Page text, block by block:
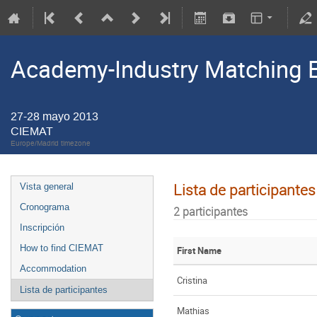
Academy-Industry Matching
27-28 mayo 2013
CIEMAT
Europe/Madrid timezone
Vista general
Cronograma
Inscripción
How to find CIEMAT
Accommodation
Lista de participantes
Lista de participantes
2 participantes
First Name
Cristina
Mathias